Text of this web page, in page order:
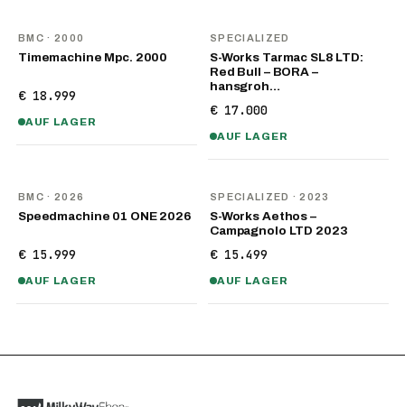
BMC · 2000
Timemachine Mpc. 2000
€ 18.999
AUF LAGER
SPECIALIZED
S-Works Tarmac SL8 LTD:
Red Bull – BORA –
hansgroh…
€ 17.000
AUF LAGER
BMC · 2026
Speedmachine 01 ONE 2026
€ 15.999
AUF LAGER
SPECIALIZED · 2023
S-Works Aethos –
Campagnolo LTD 2023
€ 15.499
AUF LAGER